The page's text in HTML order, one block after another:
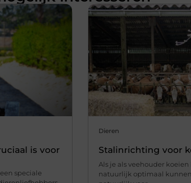
is voor
speciale
Dieren
Stalinrichting voor
Als je als veehouder
natuurlijk optimaal